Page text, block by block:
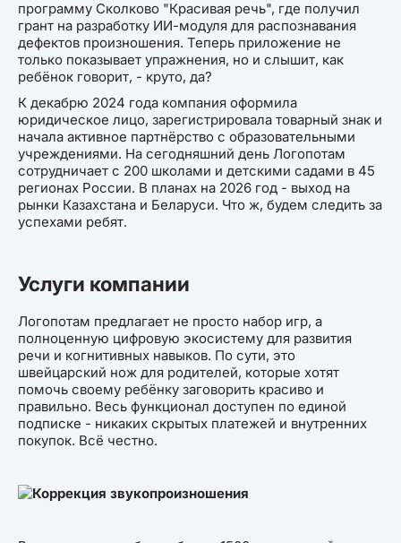
программу Сколково "Красивая речь", где получил
грант на разработку ИИ-модуля для распознавания
дефектов произношения. Теперь приложение не
только показывает упражнения, но и слышит, как
ребёнок говорит, - круто, да?
К декабрю 2024 года компания оформила
юридическое лицо, зарегистрировала товарный знак и
начала активное партнёрство с образовательными
учреждениями. На сегодняшний день Логопотам
сотрудничает с 200 школами и детскими садами в 45
регионах России. В планах на 2026 год - выход на
рынки Казахстана и Беларуси. Что ж, будем следить за
успехами ребят.
Услуги компании
Логопотам предлагает не просто набор игр, а
полноценную цифровую экосистему для развития
речи и когнитивных навыков. По сути, это
швейцарский нож для родителей, которые хотят
помочь своему ребёнку заговорить красиво и
правильно. Весь функционал доступен по единой
подписке - никаких скрытых платежей и внутренних
покупок. Всё честно.